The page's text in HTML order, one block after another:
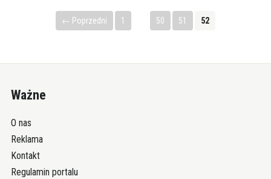
← Poprzedni 1 50 51 52
Ważne
O nas
Reklama
Kontakt
Regulamin portalu